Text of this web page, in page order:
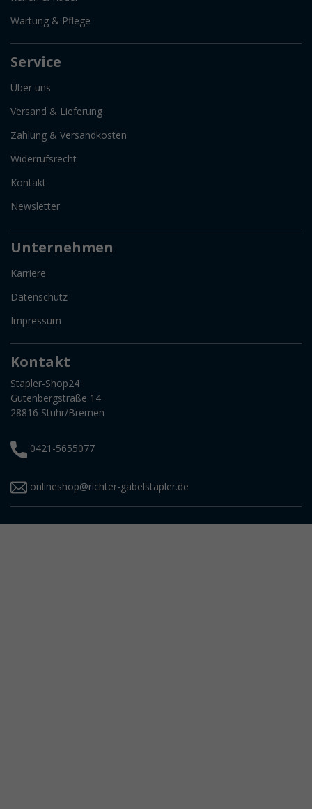
Wartung & Pflege
Service
Über uns
Versand & Lieferung
Zahlung & Versandkosten
Widerrufsrecht
Kontakt
Newsletter
Unternehmen
Karriere
Datenschutz
Impressum
Kontakt
Stapler-Shop24
Gutenbergstraße 14
28816 Stuhr/Bremen
0421-5655077
onlineshop@richter-gabelstapler.de